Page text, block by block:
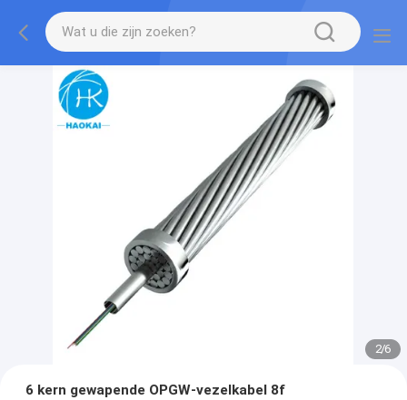
2/6
6 kern gewapende OPGW-vezelkabel 8f